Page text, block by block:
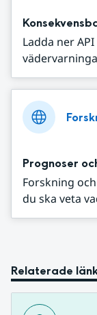
Ladda ner
Prognoser
Forskning
du ska veta
Relaterade